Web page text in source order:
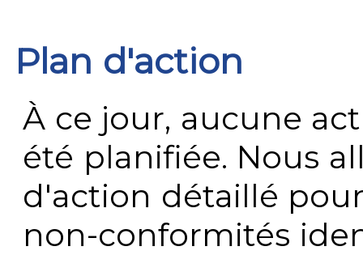
Plan d'action
À ce jour, aucune
été planifiée. Nous
d'action détaillé
non-conformités